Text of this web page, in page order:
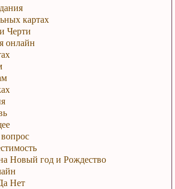
картах
Черти
онлайн
Новый год и Рождество
Нет